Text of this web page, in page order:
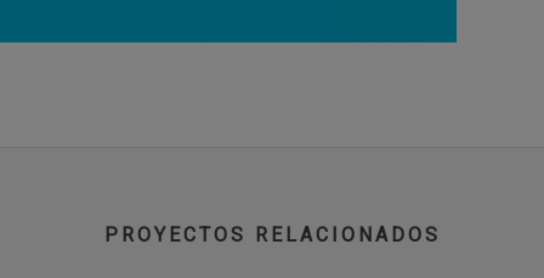
PROYECTOS RELACIONADOS